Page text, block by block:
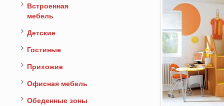
Встроенная
мебель
Детские
Гостиные
Прихожие
Офисная мебель
Обеденные зоны